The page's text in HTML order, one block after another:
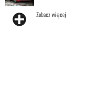
Zobacz więcej